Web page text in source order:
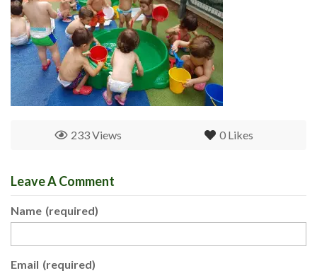
0 Likes
233 Views
Leave A Comment
Name (required)
Email (required)